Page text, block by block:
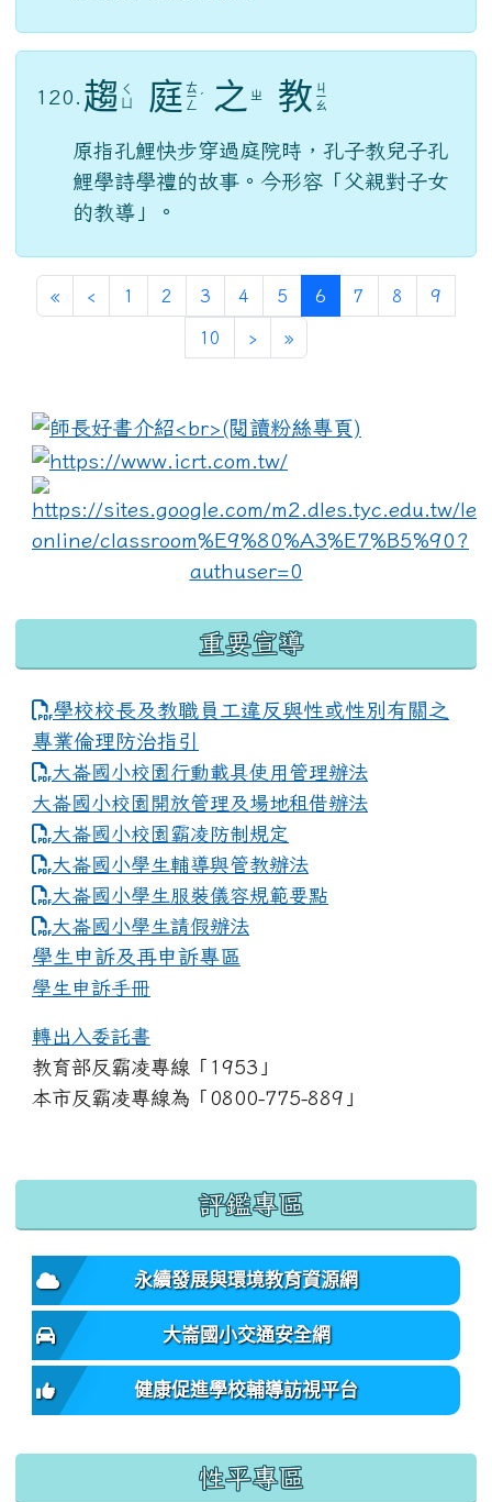
120. 趨 ㄑ
庭 ㄊ
ㄧ
ㄥ
ˊ 之 ㄓ 教 ㄐ
ㄧ
ㄠ
原指孔鯉快步穿過庭院時，孔子教兒子孔
鯉學詩學禮的故事。今形容「父親對子女
的教導」。
« ‹ 1 2 3 4 5 6 (current)
7 8 9
10 › »
link to https://
重要宣導
學校校長及教職員工違反與性或性別有關之
專業倫理防治指引
大崙國小校園行動載具使用管理辦法
大崙國小校園開放管理及場地租借辦法
大崙國小校園霸凌防制規定
大崙國小學生輔導與管教辦法
大崙國小學生服裝儀容規範要點
link to https://www.dles.tyc.edu.tw/uploads/
大崙國小學生請假辦法
學生申訴及再申訴專區
學生申訴手冊
轉出入委託書
教育部反霸凌專線「1953」
本市反霸凌專線為「0800-775-889」
:::
評鑑專區
永續發展與環境教育資源網
大崙國小交通安全網
健康促進學校輔導訪視平台
性平專區